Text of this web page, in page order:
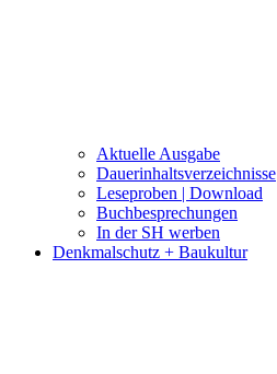
Aktuelle Ausgabe
Dauerinhaltsverzeichnisse
Leseproben | Download
Buchbesprechungen
In der SH werben
Denkmalschutz + Baukultur